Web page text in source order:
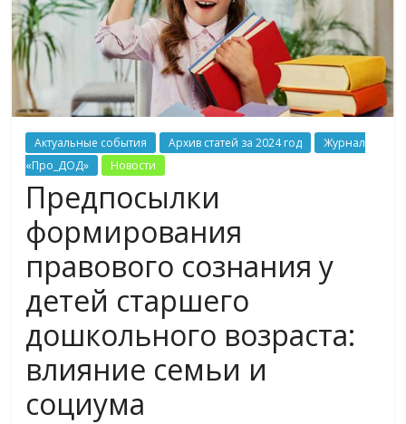
Актуальные события Архив статей за 2024 год
Журнал
«Про_ДОД»
Новости
Предпосылки
формирования
правового сознания у
детей старшего
дошкольного возраста:
влияние семьи и
социума